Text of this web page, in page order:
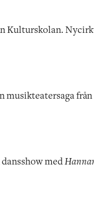
Kulturskolan.
musikteatersaga från
med